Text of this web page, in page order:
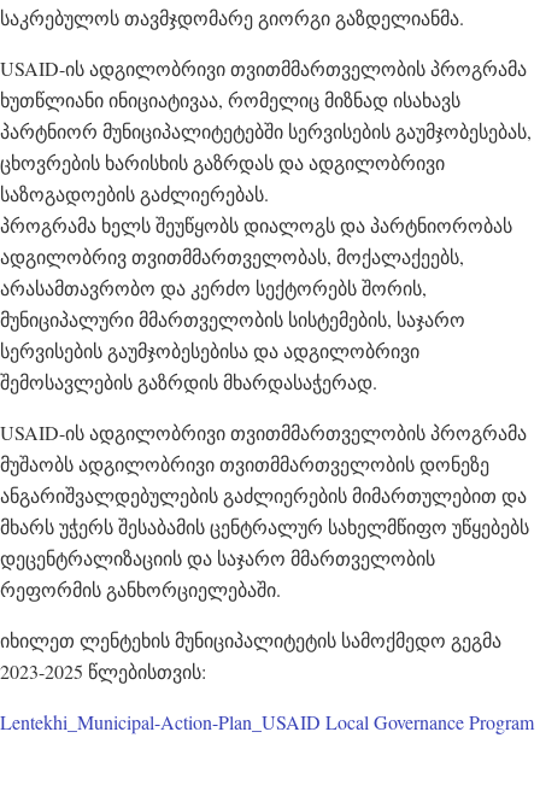
საკრებულოს თავმჯდომარე გიორგი გაზდელიანმა.
USAID-ის ადგილობრივი თვითმმართველობის პროგრამა
ხუთწლიანი ინიციატივაა, რომელიც მიზნად ისახავს
პარტნიორ მუნიციპალიტეტებში სერვისების გაუმჯობესებას,
ცხოვრების ხარისხის გაზრდას და ადგილობრივი
საზოგადოების გაძლიერებას.
პროგრამა ხელს შეუწყობს დიალოგს და პარტნიორობას
ადგილობრივ თვითმმართველობას, მოქალაქეებს,
არასამთავრობო და კერძო სექტორებს შორის,
მუნიციპალური მმართველობის სისტემების, საჯარო
სერვისების გაუმჯობესებისა და ადგილობრივი
შემოსავლების გაზრდის მხარდასაჭერად.
USAID-ის ადგილობრივი თვითმმართველობის პროგრამა
მუშაობს ადგილობრივი თვითმმართველობის დონეზე
ანგარიშვალდებულების გაძლიერების მიმართულებით და
მხარს უჭერს შესაბამის ცენტრალურ სახელმწიფო უწყებებს
დეცენტრალიზაციის და საჯარო მმართველობის
რეფორმის განხორციელებაში.
იხილეთ ლენტეხის მუნიციპალიტეტის სამოქმედო გეგმა
2023-2025 წლებისთვის:
Lentekhi_Municipal-Action-Plan_USAID Local Governance Program